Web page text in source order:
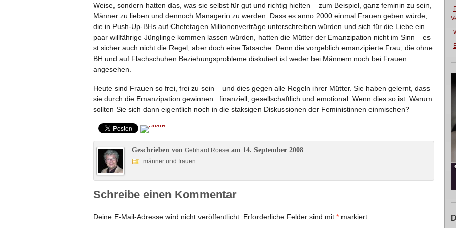
Weise, sondern hatten das, was sie selbst für gut und richtig hielten – zum Beispiel, ganz feminin zu sein,
Männer zu lieben und dennoch Managerin zu werden. Dass es anno 2000 einmal Frauen geben würde,
die in Push-Up-BHs auf Chefetagen Millionenverträge unterschreiben würden und sich für die Liebe ein
paar willfährige Jünglinge kommen lassen würden, hatten die Mütter der Emanzipation nicht im Sinn – es
st sicher auch nicht die Regel, aber doch eine Tatsache. Denn die vorgeblich emanzipierte Frau, die ohne
BH und auf Flachschuhen Beziehungsprobleme diskutiert ist weder bei Männern noch bei Frauen
angesehen.
Heute sind Frauen so frei, frei zu sein – und dies gegen alle Regeln ihrer Mütter. Sie haben gelernt, dass
sie durch die Emanzipation gewinnen:: finanziell, gesellschaftlich und emotional. Wenn dies so ist: Warum
sollten Sie sich dann eigentlich noch in die staksigen Diskussionen der Feministinnen einmischen?
Geschrieben von Gebhard Roese am 14. September 2008
männer und frauen
Schreibe einen Kommentar
Deine E-Mail-Adresse wird nicht veröffentlicht. Erforderliche Felder sind mit * markiert